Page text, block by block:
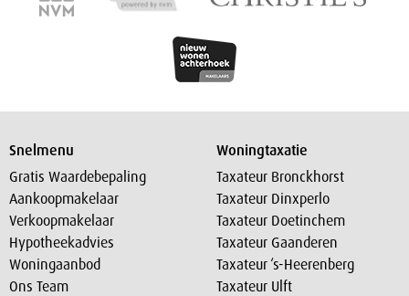
Snelmenu
Gratis Waardebepaling
Aankoopmakelaar
Verkoopmakelaar
Hypotheekadvies
Woningaanbod
Ons Team
Woningtaxatie
Taxateur Bronckhorst
Taxateur Dinxperlo
Taxateur Doetinchem
Taxateur Gaanderen
Taxateur ‘s-Heerenberg
Taxateur Ulft